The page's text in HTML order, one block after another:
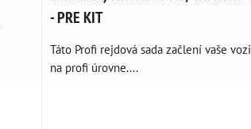
- PRE KIT
Táto Profi rejdová sada začlení vaše
na profi úrovne....